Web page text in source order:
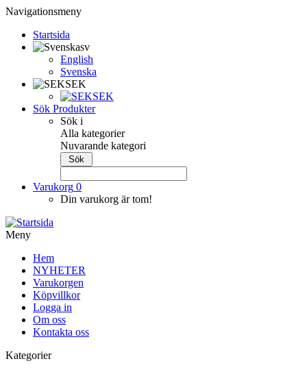
Navigationsmeny
Startsida
sv
English
Svenska
SEK
SEK
Sök Produkter
Sök i
Alla kategorier
Nuvarande kategori
Varukorg 0
Din varukorg är tom!
Meny
Hem
NYHETER
Varukorgen
Köpvillkor
Logga in
Om oss
Kontakta oss
Kategorier